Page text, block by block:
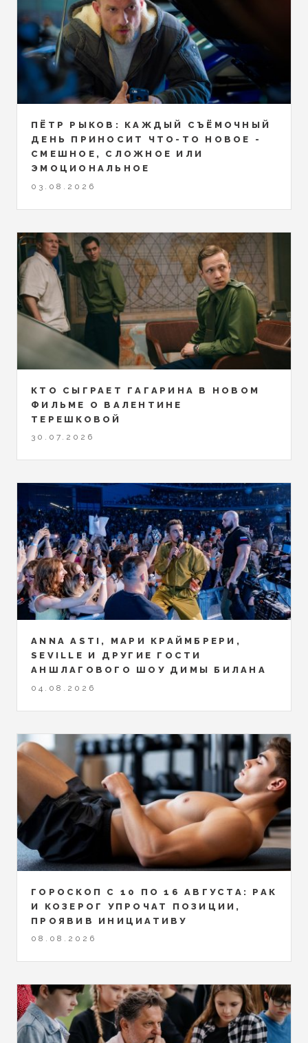
ПЁТР РЫКОВ: КАЖДЫЙ СЪЁМОЧНЫЙ
ДЕНЬ ПРИНОСИТ ЧТО-ТО НОВОЕ -
СМЕШНОЕ, СЛОЖНОЕ ИЛИ
ЭМОЦИОНАЛЬНОЕ
03.08.2026
КТО СЫГРАЕТ ГАГАРИНА В НОВОМ
ФИЛЬМЕ О ВАЛЕНТИНЕ
ТЕРЕШКОВОЙ
30.07.2026
ANNA ASTI, МАРИ КРАЙМБРЕРИ,
SEVILLE И ДРУГИЕ ГОСТИ
АНШЛАГОВОГО ШОУ ДИМЫ БИЛАНА
04.08.2026
ГОРОСКОП С 10 ПО 16 АВГУСТА: РАК
И КОЗЕРОГ УПРОЧАТ ПОЗИЦИИ,
ПРОЯВИВ ИНИЦИАТИВУ
08.08.2026